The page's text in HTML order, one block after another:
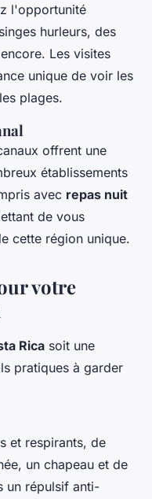
l'opportunité
hurleurs, des
Les visites
unique de voir les
plages.
offrent une
établissements
avec repas nuit
de vous
cette région unique.
votre
Rica soit une
pratiques à garder
et respirants, de
un chapeau et de
un répulsif anti-